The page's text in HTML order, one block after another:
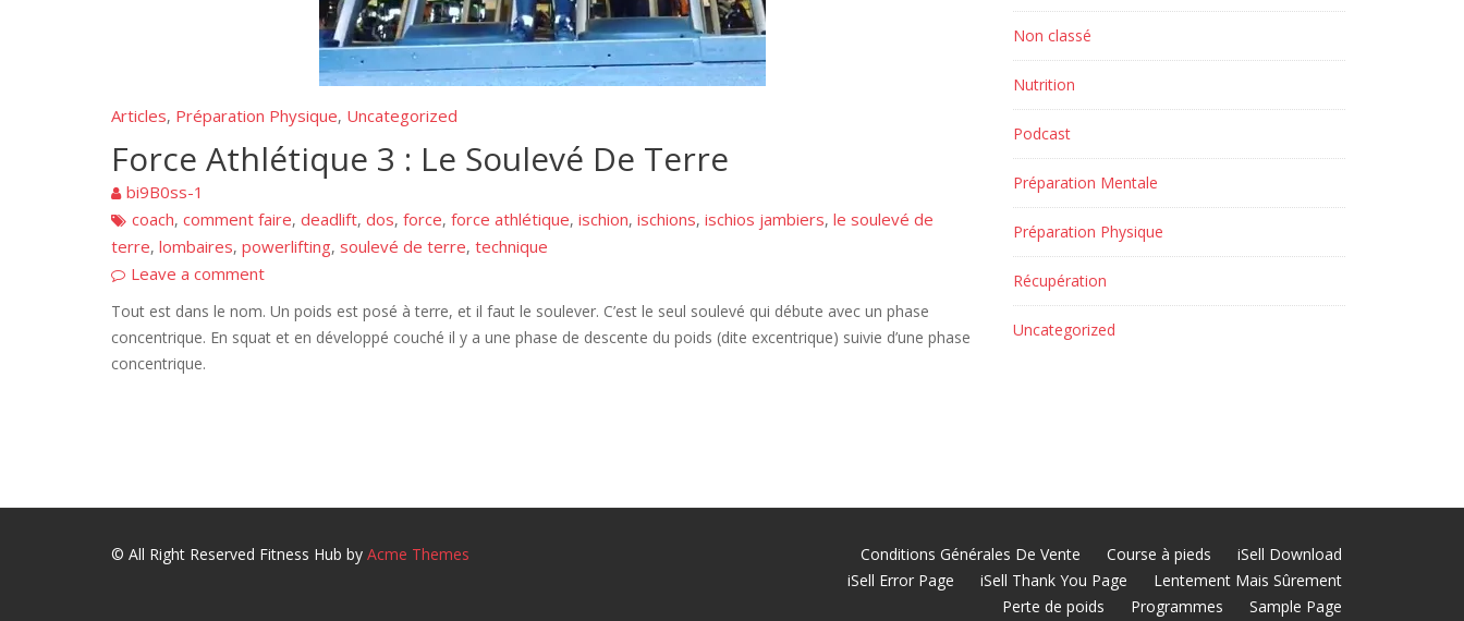
Articles, Préparation Physique, Uncategorized
Force Athlétique 3 : Le Soulevé De Terre
bi9B0ss-1
coach, comment faire, deadlift, dos, force, force athlétique, ischion, ischions, ischios jambiers, le soulevé de
terre, lombaires, powerlifting, soulevé de terre, technique
Leave a comment
Tout est dans le nom. Un poids est posé à terre, et il faut le soulever. C’est le seul soulevé qui débute avec un phase
concentrique. En squat et en développé couché il y a une phase de descente du poids (dite excentrique) suivie d’une phase
concentrique.
Non classé
Nutrition
Podcast
Préparation Mentale
Préparation Physique
Récupération
Uncategorized
© All Right Reserved Fitness Hub by Acme Themes Conditions Générales De Vente Course à pieds
iSell Download
iSell Error Page
iSell Thank You Page
Lentement Mais Sûrement
Perte de poids
Programmes Sample Page